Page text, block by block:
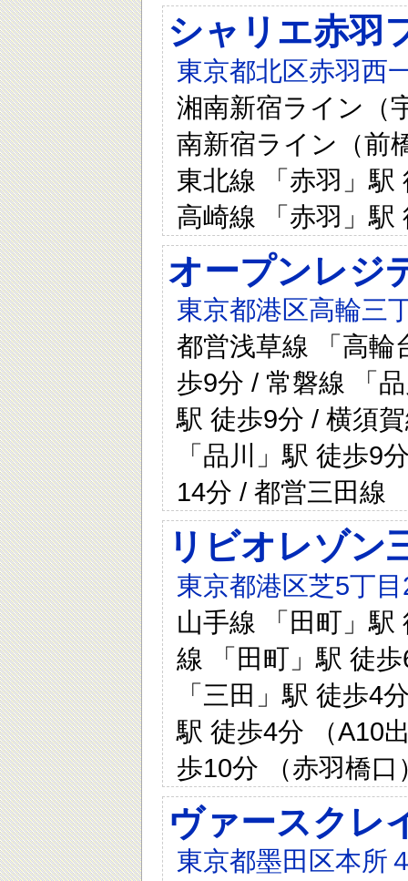
シャリエ赤羽
東京都北区赤羽西
湘南新宿ライン（
南新宿ライン（前
東北線 「赤羽」駅
高崎線 「赤羽」駅
オープンレジ
東京都港区高輪三
都営浅草線 「高輪
歩9分 / 常磐線 「
駅 徒歩9分 / 横須
「品川」駅 徒歩9
14分 / 都営三田線
リビオレゾン
東京都港区芝5丁
山手線 「田町」駅
線 「田町」駅 徒
「三田」駅 徒歩4
駅 徒歩4分 （A10
歩10分 （赤羽橋口
ヴァースクレ
東京都墨田区本所